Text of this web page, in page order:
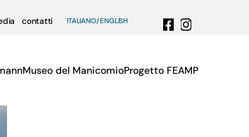
contatti ITALIANO ENGLISH
Museo del ManicomioProgetto FEAMP